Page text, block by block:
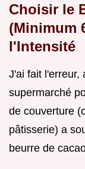
Choisir le
(Minimum
l'Intensité
J'ai fait l'erreur,
supermarché
de couverture
pâtisserie) a
beurre de